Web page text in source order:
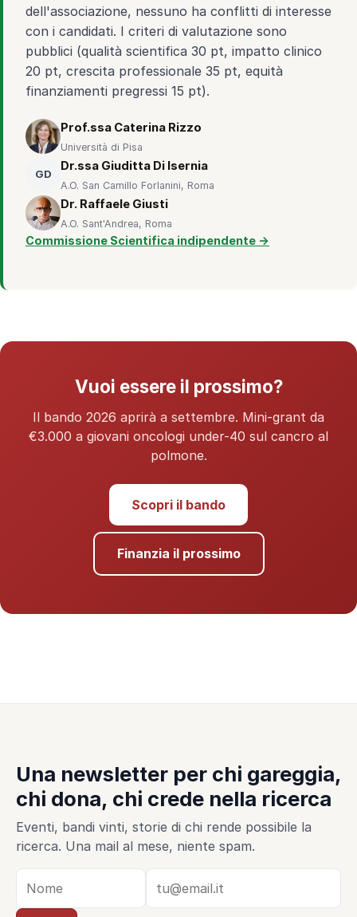
dell'associazione, nessuno ha conflitti di interesse
con i candidati. I criteri di valutazione sono
pubblici (qualità scientifica 30 pt, impatto clinico
20 pt, crescita professionale 35 pt, equità
finanziamenti pregressi 15 pt).
Prof.ssa Caterina Rizzo
Università di Pisa
GD
Dr.ssa Giuditta Di Isernia
A.O. San Camillo Forlanini, Roma
Dr. Raffaele Giusti
A.O. Sant'Andrea, Roma
Commissione Scientifica indipendente →
Vuoi essere il prossimo?
Il bando 2026 aprirà a settembre. Mini-grant da
€3.000 a giovani oncologi under-40 sul cancro al
polmone.
Scopri il bando
Finanzia il prossimo
Una newsletter per chi gareggia,
chi dona, chi crede nella ricerca
Eventi, bandi vinti, storie di chi rende possibile la
ricerca. Una mail al mese, niente spam.